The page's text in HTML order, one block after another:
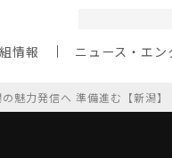
情報 ニュース・エン
魅力発信へ 準備進む【新潟】